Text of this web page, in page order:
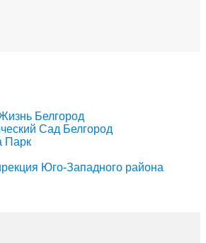
Белгород
Сад Белгород
Парк
Юго-Западного района